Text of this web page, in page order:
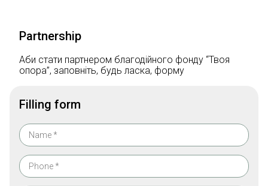
Partnership
Аби стати партнером благодійного фонду “Твоя
опора”, заповніть, будь ласка, форму
Filling form